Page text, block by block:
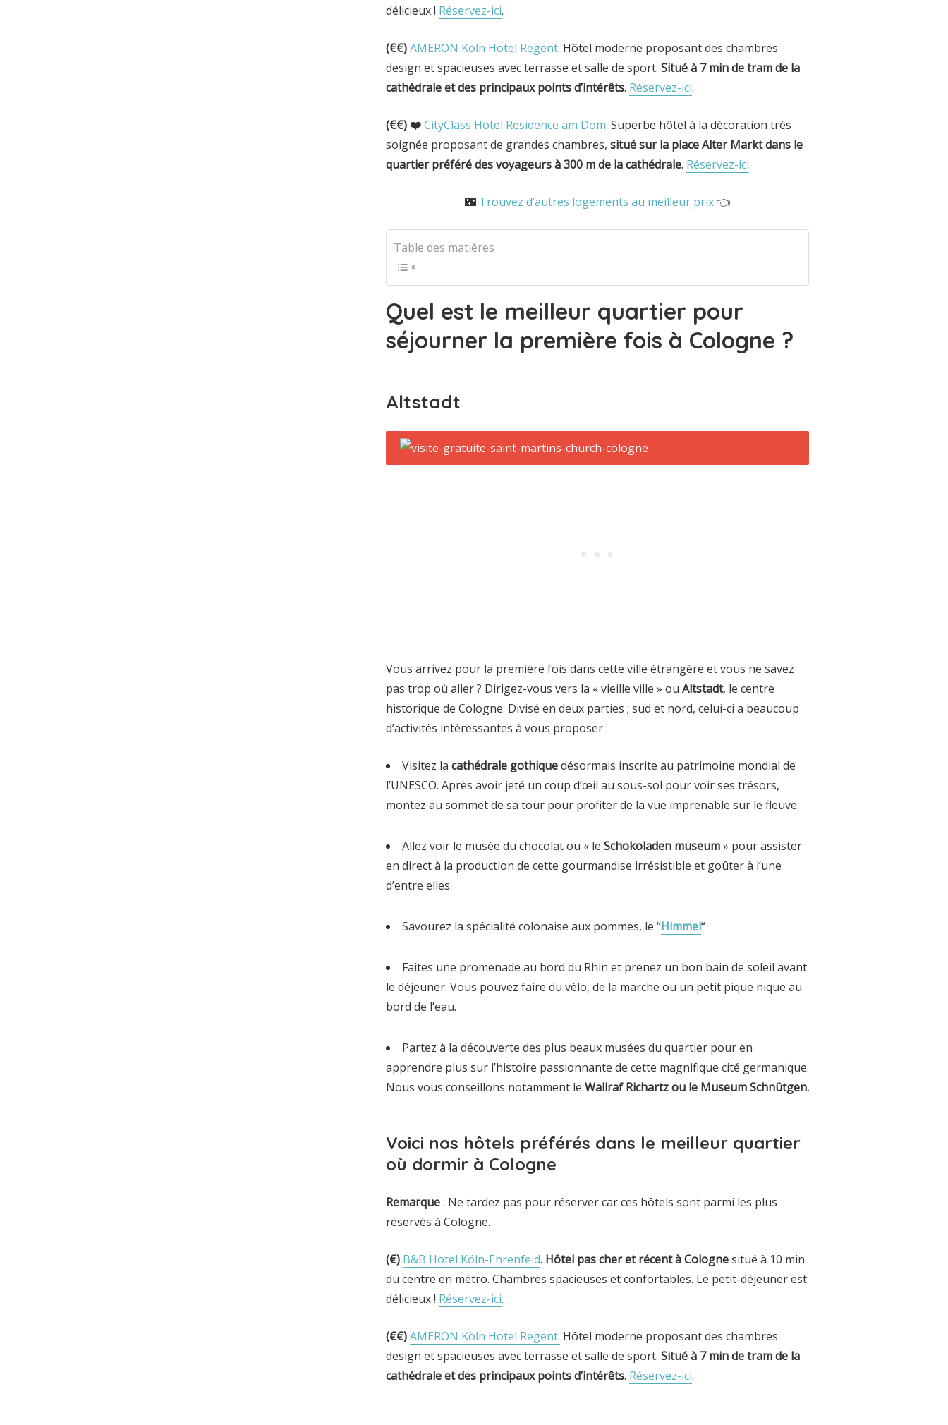
délicieux ! Réservez-ici.
(€€)AMERON Köln Hotel Regent. Hôtel moderne proposant des chambres
design et spacieuses avec terrasse et salle de sport. Situé à 7 min de tram de la
cathédrale et des principaux points d’intérêts. Réservez-ici.
(€€) ❤️CityClass Hotel Residence am Dom. Superbe hôtel à la décoration très
soignée proposant de grandes chambres, situé sur la place Alter Markt dans le
quartier préféré des voyageurs à 300 m de la cathédrale. Réservez-ici.
🌃 Trouvez d’autres logements au meilleur prix👈
Table des matières
Quel est le meilleur quartier pour
séjourner la première fois à Cologne ?
Altstadt
Vous arrivez pour la première fois dans cette ville étrangère et vous ne savez
pas trop où aller ? Dirigez-vous vers la « vieille ville » ou Altstadt, le centre
historique de Cologne. Divisé en deux parties ; sud et nord, celui-ci a beaucoup
d’activités intéressantes à vous proposer :
Visitez la cathédrale gothiquedésormais inscrite au patrimoine mondial de
l’UNESCO. Après avoir jeté un coup d’œil au sous-sol pour voir ses trésors,
montez au sommet de sa tour pour profiter de la vue imprenable sur le fleuve.
Allez voir le musée du chocolat ou « le Schokoladen museum» pour assister
en direct à la production de cette gourmandise irrésistible et goûter à l’une
d’entre elles.
Savourez la spécialité colonaise aux pommes, le “Himmel“
Faites une promenade au bord du Rhin et prenez un bon bain de soleil avant
le déjeuner. Vous pouvez faire du vélo, de la marche ou un petit pique nique au
bord de l’eau.
Partez à la découverte des plus beaux musées du quartier pour en
apprendre plus sur l’histoire passionnante de cette magnifique cité germanique.
Nous vous conseillons notamment le Wallraf Richartz ou le Museum Schnütgen.
Voici nos hôtels préférés dans le meilleur quartier
où dormir à Cologne
Remarque: Ne tardez pas pour réserver car ces hôtels sont parmi les plus
réservés à Cologne.
(€) B&B Hotel Köln-Ehrenfeld. Hôtel pas cher et récent à Colognesitué à 10 min
du centre en métro. Chambres spacieuses et confortables. Le petit-déjeuner est
délicieux ! Réservez-ici.
(€€)AMERON Köln Hotel Regent. Hôtel moderne proposant des chambres
design et spacieuses avec terrasse et salle de sport. Situé à 7 min de tram de la
cathédrale et des principaux points d’intérêts. Réservez-ici.